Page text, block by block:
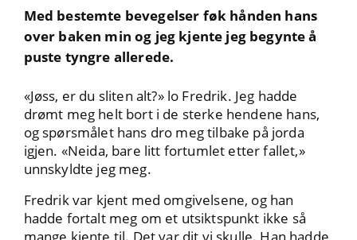
Med bestemte bevegelser føk hånden hans
over baken min og jeg kjente jeg begynte å
puste tyngre allerede.
«Jøss, er du sliten alt?» lo Fredrik. Jeg hadde
drømt meg helt bort i de sterke hendene hans,
og spørsmålet hans dro meg tilbake på jorda
igjen. «Neida, bare litt fortumlet etter fallet,»
unnskyldte jeg meg.
Fredrik var kjent med omgivelsene, og han
hadde fortalt meg om et utsiktspunkt ikke så